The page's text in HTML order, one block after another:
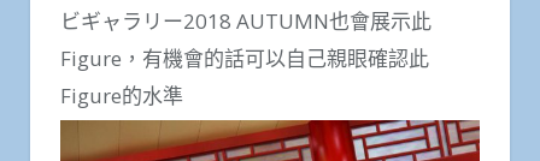
ビギャラリー2018 AUTUMN也會展示此
Figure，有機會的話可以自己親眼確認此
Figure的水準